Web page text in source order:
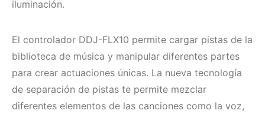
iluminación.
El controlador DDJ-FLX10 permite cargar pistas de la
biblioteca de música y manipular diferentes partes
para crear actuaciones únicas. La nueva tecnología
de separación de pistas te permite mezclar
diferentes elementos de las canciones como la voz,